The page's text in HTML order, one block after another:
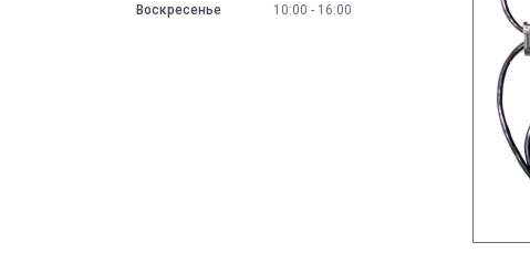
Воскресенье 10:00 16:00